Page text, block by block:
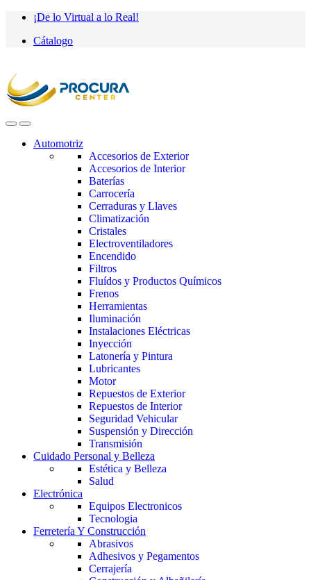
Saltar
navegación
saltar
contenido
¡De lo Virtual a lo Real!
Cátalogo
Automotriz
Accesorios de Exterior
Accesorios de Interior
Baterías
Carrocería
Cerraduras y Llaves
Climatización
Cristales
Electroventiladores
Encendido
Filtros
Fluídos y Productos Químicos
Frenos
Herramientas
Iluminación
Instalaciones Eléctricas
Inyección
Latonería y Pintura
Lubricantes
Motor
Repuestos de Exterior
Repuestos de Interior
Seguridad Vehicular
Suspensión y Dirección
Transmisión
Cuidado Personal y Belleza
Estética y Belleza
Salud
Electrónica
Equipos Electronicos
Tecnologia
Ferretería Y Construcción
Abrasivos
Adhesivos y Pegamentos
Cerrajería